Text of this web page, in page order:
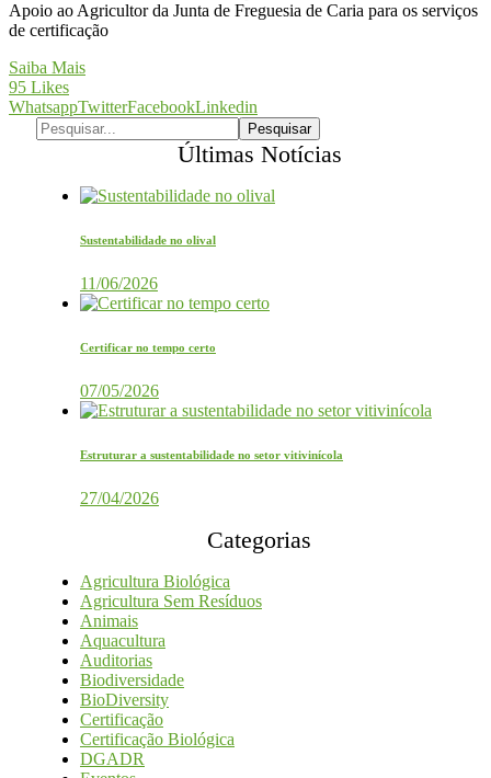
Apoio ao Agricultor da Junta de Freguesia de Caria para os serviços
de certificação
Saiba Mais
95 Likes
WhatsappTwitterFacebookLinkedin
Últimas Notícias
Sustentabilidade no olival
11/06/2026
Certificar no tempo certo
07/05/2026
Estruturar a sustentabilidade no setor vitivinícola
27/04/2026
Categorias
Agricultura Biológica
Agricultura Sem Resíduos
Animais
Aquacultura
Auditorias
Biodiversidade
BioDiversity
Certificação
Certificação Biológica
DGADR